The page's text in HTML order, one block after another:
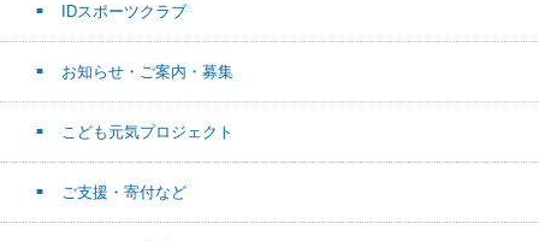
IDスポーツクラブ
お知らせ・ご案内・募集
こども元気プロジェクト
ご支援・寄付など